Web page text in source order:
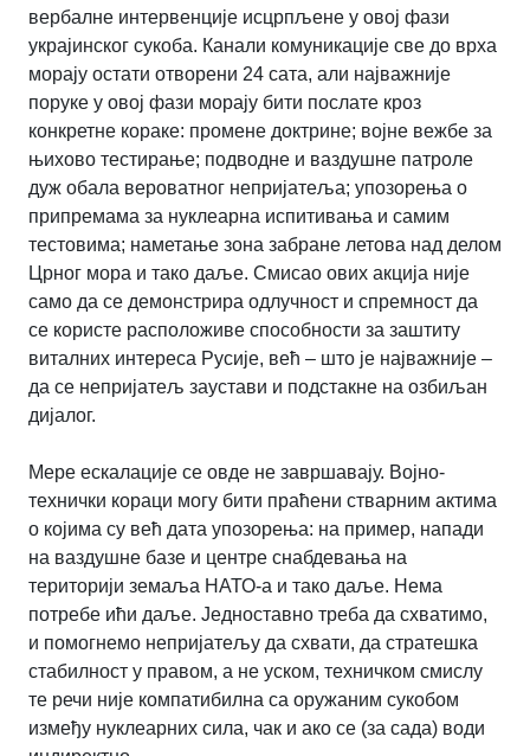
вербалне интервенције исцрпљене у овој фази
украјинског сукоба. Канали комуникације све до врха
морају остати отворени 24 сата, али најважније
поруке у овој фази морају бити послате кроз
конкретне кораке: промене доктрине; војне вежбе за
њихово тестирање; подводне и ваздушне патроле
дуж обала вероватног непријатеља; упозорења о
припремама за нуклеарна испитивања и самим
тестовима; наметање зона забране летова над делом
Црног мора и тако даље. Смисао ових акција није
само да се демонстрира одлучност и спремност да
се користе расположиве способности за заштиту
виталних интереса Русије, већ – што је најважније –
да се непријатељ заустави и подстакне на озбиљан
дијалог.
Мере ескалације се овде не завршавају. Војно-
технички кораци могу бити праћени стварним актима
о којима су већ дата упозорења: на пример, напади
на ваздушне базе и центре снабдевања на
територији земаља НАТО-а и тако даље. Нема
потребе ићи даље. Једноставно треба да схватимо,
и помогнемо непријатељу да схвати, да стратешка
стабилност у правом, а не уском, техничком смислу
те речи није компатибилна са оружаним сукобом
између нуклеарних сила, чак и ако се (за сада) води